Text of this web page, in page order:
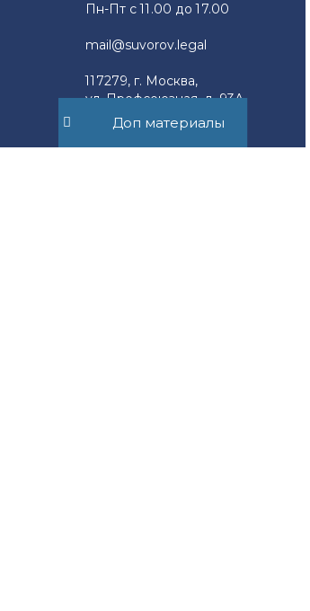
Доп материалы
Пн-Пт с 11.00 до 17.00
mail@suvorov.legal
117279, г. Москва,
ул. Профсоюзная, д. 93А,
офис 2Б